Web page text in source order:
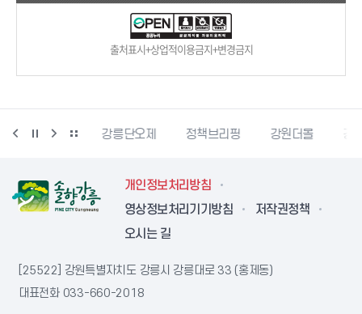
출처표시+상업적이용금지+변경금지
강릉생태관광 강릉단오제 정책브리핑 강원더몰 강
개인정보처리방침
영상정보처리기기방침
저작권정책
오시는 길
[25522] 강원특별자치도 강릉시 강릉대로 33 (홍제동)
대표전화 033-660-2018